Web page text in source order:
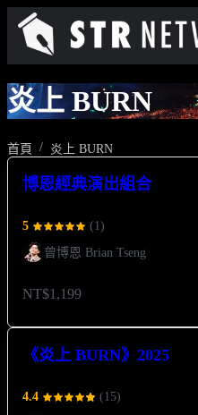
炎上 BURN
首頁 炎上 BURN
博恩經典演出組合
5 (1 )
曾博恩 Brian Tseng
NT$1,199
《炎上 BURN》2025
4.4 (15)